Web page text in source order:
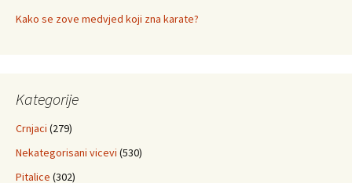
Kako se zove medvjed koji zna karate?
Kategorije
Crnjaci (279)
Nekategorisani vicevi (530)
Pitalice (302)